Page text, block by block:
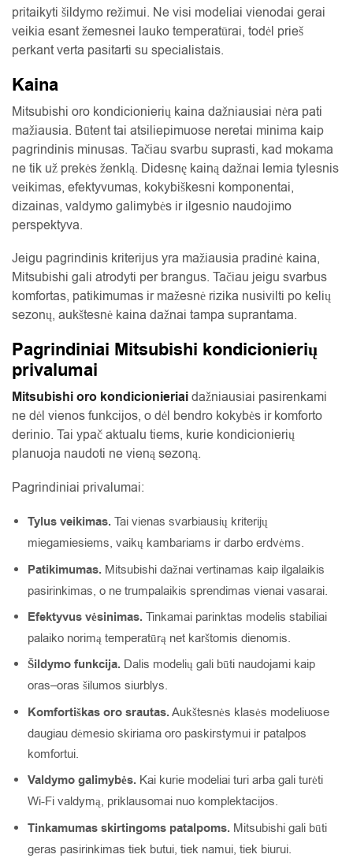
pritaikyti šildymo režimui. Ne visi modeliai vienodai gerai
veikia esant žemesnei lauko temperatūrai, todėl prieš
perkant verta pasitarti su specialistais.
Kaina
Mitsubishi oro kondicionierių kaina dažniausiai nėra pati
mažiausia. Būtent tai atsiliepimuose neretai minima kaip
pagrindinis minusas. Tačiau svarbu suprasti, kad mokama
ne tik už prekės ženklą. Didesnę kainą dažnai lemia tylesnis
veikimas, efektyvumas, kokybiškesni komponentai,
dizainas, valdymo galimybės ir ilgesnio naudojimo
perspektyva.
Jeigu pagrindinis kriterijus yra mažiausia pradinė kaina,
Mitsubishi gali atrodyti per brangus. Tačiau jeigu svarbus
komfortas, patikimumas ir mažesnė rizika nusivilti po kelių
sezonų, aukštesnė kaina dažnai tampa suprantama.
Pagrindiniai Mitsubishi kondicionierių
privalumai
Mitsubishi oro kondicionieriaidažniausiai pasirenkami
ne dėl vienos funkcijos, o dėl bendro kokybės ir komforto
derinio. Tai ypač aktualu tiems, kurie kondicionierių
planuoja naudoti ne vieną sezoną.
Pagrindiniai privalumai:
Tylus veikimas. Tai vienas svarbiausių kriterijų
miegamiesiems, vaikų kambariams ir darbo erdvėms.
Patikimumas. Mitsubishi dažnai vertinamas kaip ilgalaikis
pasirinkimas, o ne trumpalaikis sprendimas vienai vasarai.
Efektyvus vėsinimas. Tinkamai parinktas modelis stabiliai
palaiko norimą temperatūrą net karštomis dienomis.
Šildymo funkcija. Dalis modelių gali būti naudojami kaip
oras–oras šilumos siurblys.
Komfortiškas oro srautas.Aukštesnės klasės modeliuose
daugiau dėmesio skiriama oro paskirstymui ir patalpos
komfortui.
Valdymo galimybės. Kai kurie modeliai turi arba gali turėti
Wi-Fi valdymą, priklausomai nuo komplektacijos.
Tinkamumas skirtingoms patalpoms. Mitsubishi gali būti
geras pasirinkimas tiek butui, tiek namui, tiek biurui.